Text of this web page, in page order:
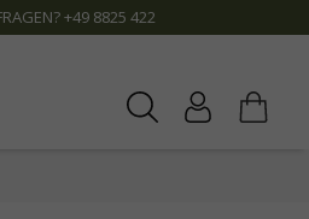
+49 8825 422